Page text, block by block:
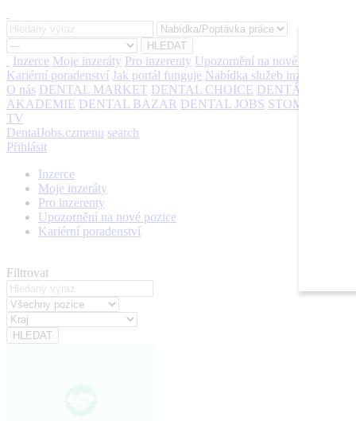
Inzerce Moje inzeráty Pro inzerenty Upozornění na nové pozice
Kariérní poradenství Jak portál funguje Nabídka služeb inzerentům
O nás DENTAL MARKET DENTAL CHOICE DENTÁLNÍ
AKADEMIE DENTAL BAZAR DENTAL JOBS STOMATEAM
TV
DentalJobs.czmenu search
Přihlásit
Inzerce
Moje inzeráty
Pro inzerenty
Upozornění na nové pozice
Kariérní poradenství
Filtrovat